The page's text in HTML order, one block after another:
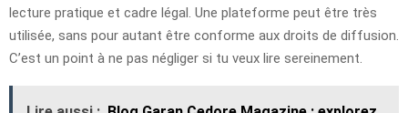
lecture pratique et cadre légal. Une plateforme peut être très
utilisée, sans pour autant être conforme aux droits de diffusion.
C’est un point à ne pas négliger si tu veux lire sereinement.